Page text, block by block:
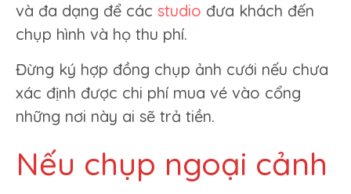
và đa dạng để các studio đưa khách đến
chụp hình và họ thu phí.
Đừng ký hợp đồng chụp ảnh cưới nếu chưa
xác định được chi phí mua vé vào cổng
những nơi này ai sẽ trả tiền.
Nếu chụp ngoại cảnh